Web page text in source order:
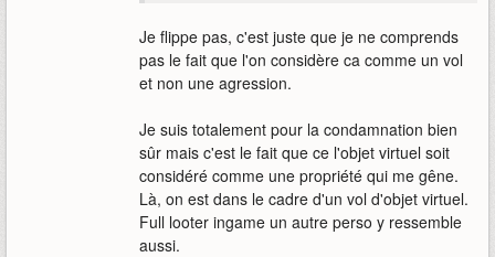
Je flippe pas, c'est juste que je ne comprends
pas le fait que l'on considère ca comme un vol
et non une agression.
Je suis totalement pour la condamnation bien
sûr mais c'est le fait que ce l'objet virtuel soit
considéré comme une propriété qui me gêne.
Là, on est dans le cadre d'un vol d'objet virtuel.
Full looter ingame un autre perso y ressemble
aussi.